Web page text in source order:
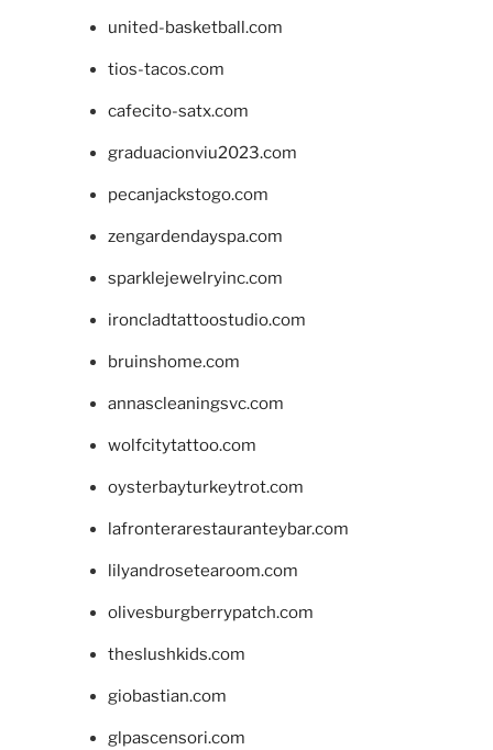
united-basketball.com
tios-tacos.com
cafecito-satx.com
graduacionviu2023.com
pecanjackstogo.com
zengardendayspa.com
sparklejewelryinc.com
ironcladtattoostudio.com
bruinshome.com
annascleaningsvc.com
wolfcitytattoo.com
oysterbayturkeytrot.com
lafronterarestauranteybar.com
lilyandrosetearoom.com
olivesburgberrypatch.com
theslushkids.com
giobastian.com
glpascensori.com